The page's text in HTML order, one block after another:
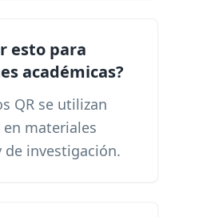
esto para
académicas?
QR se utilizan
materiales
de investigación.